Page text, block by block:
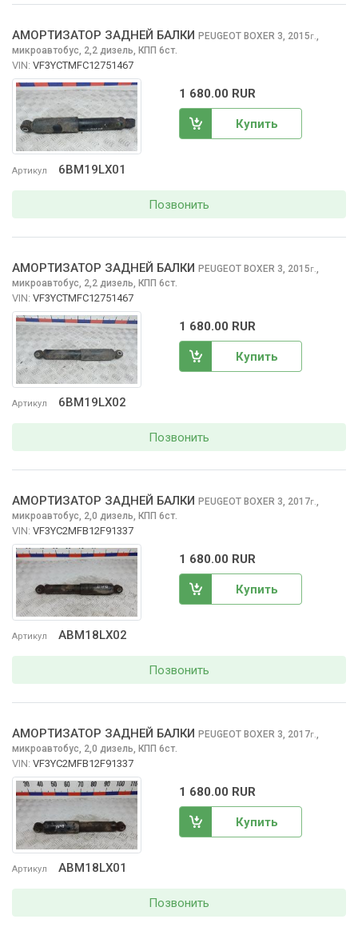
Артикул 6BM19LX01
АМОРТИЗАТОР ЗАДНЕЙ БАЛКИ PEUGEOT BOXER 3, 2015г.
микроавтобус, 2,2 дизель, КПП 6ст.
VIN: VF3YCTMFC12751467
1 680.00 RUR
Купить
Позвонить
Артикул 6BM19LX02
АМОРТИЗАТОР ЗАДНЕЙ БАЛКИ PEUGEOT BOXER 3, 2015г.
микроавтобус, 2,2 дизель, КПП 6ст.
VIN: VF3YCTMFC12751467
1 680.00 RUR
Купить
Позвонить
Артикул ABM18LX02
АМОРТИЗАТОР ЗАДНЕЙ БАЛКИ PEUGEOT BOXER 3, 2017г.
микроавтобус, 2,0 дизель, КПП 6ст.
VIN: VF3YC2MFB12F91337
1 680.00 RUR
Купить
Позвонить
Артикул ABM18LX01
АМОРТИЗАТОР ЗАДНЕЙ БАЛКИ PEUGEOT BOXER 3, 2017г.,
микроавтобус, 2,0 дизель, КПП 6ст.
VIN: VF3YC2MFB12F91337
1 680.00 RUR
Купить
Позвонить